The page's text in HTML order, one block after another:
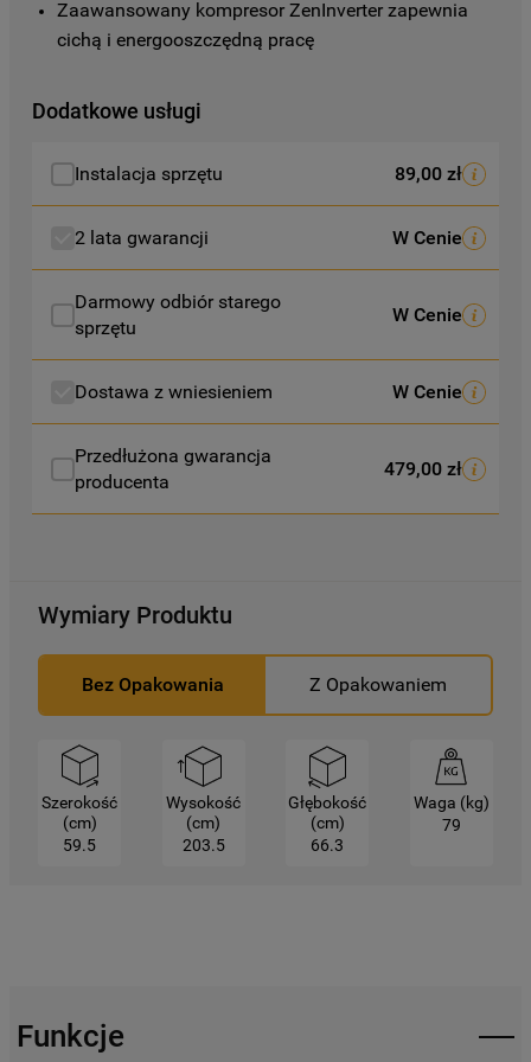
Zaawansowany kompresor ZenInverter zapewnia
cichą i energooszczędną pracę
Dodatkowe usługi
Instalacja sprzętu 89,00 zł
2 lata gwarancji W Cenie
Darmowy odbiór starego
sprzętu
W Cenie
Dostawa z wniesieniem W Cenie
Przedłużona gwarancja
producenta
479,00 zł
Wymiary Produktu
Bez Opakowania Z Opakowaniem
Szerokość
(cm)
59.5
Wysokość
(cm)
203.5
Głębokość
(cm)
66.3
Waga (kg)
79
Funkcje
zbieranych za pośrednictwem plików
cookie dostępne są w naszej
WSZYSTKIE PLIKI COOKIES"
, wyrażają
Państwo zgodę na instalację wszystkich
udostępnianie Państwa danych
podmiotom trzecim w wyżej wymienionych
celach.
Klikając„USTAWIENIA PLIKÓW COOKIES",
mogą Państwo samodzielnie zarządzać
swoimi preferencjami.
Kliknięcie przycisku
„TYLKO NIEZBĘDNE"